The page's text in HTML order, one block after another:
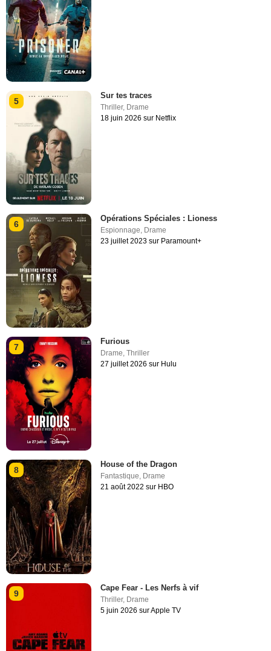
5
Sur tes traces
Thriller, Drame
18 juin 2026 sur Netflix
6
Opérations Spéciales : Lioness
Espionnage, Drame
23 juillet 2023 sur Paramount+
7
Furious
Drame,Thriller
27 juillet 2026 sur Hulu
8
House of the Dragon
Fantastique, Drame
21 août 2022 sur HBO
9
Cape Fear - Les Nerfs à vif
Thriller, Drame
5 juin 2026 sur Apple TV